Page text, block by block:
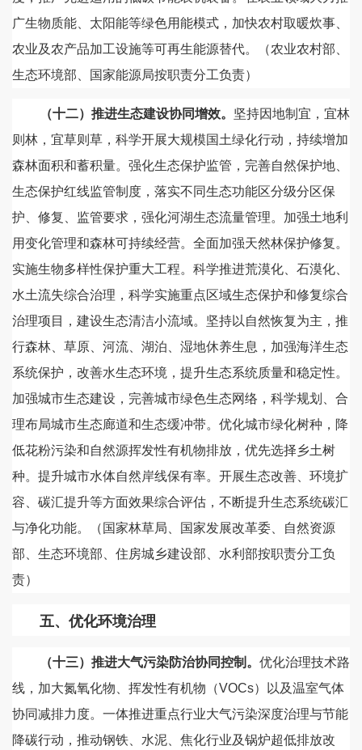
广生物质能、太阳能等绿色用能模式，加快农村取暖炊事、
农业及农产品加工设施等可再生能源替代。（农业农村部、
生态环境部、国家能源局按职责分工负责）
（十二）推进生态建设协同增效。 坚持因地制宜，宜林
则林，宜草则草，科学开展大规模国土绿化行动，持续增加
森林面积和蓄积量。强化生态保护监管，完善自然保护地、
生态保护红线监管制度，落实不同生态功能区分级分区保
护、修复、监管要求，强化河湖生态流量管理。加强土地利
用变化管理和森林可持续经营。全面加强天然林保护修复。
实施生物多样性保护重大工程。科学推进荒漠化、石漠化、
水土流失综合治理，科学实施重点区域生态保护和修复综合
治理项目，建设生态清洁小流域。坚持以自然恢复为主，推
行森林、草原、河流、湖泊、湿地休养生息，加强海洋生态
系统保护，改善水生态环境，提升生态系统质量和稳定性。
加强城市生态建设，完善城市绿色生态网络，科学规划、合
理布局城市生态廊道和生态缓冲带。优化城市绿化树种，降
低花粉污染和自然源挥发性有机物排放，优先选择乡土树
种。提升城市水体自然岸线保有率。开展生态改善、环境扩
容、碳汇提升等方面效果综合评估，不断提升生态系统碳汇
与净化功能。（国家林草局、国家发展改革委、自然资源
部、生态环境部、住房城乡建设部、水利部按职责分工负
责）
五、优化环境治理
（十三）推进大气污染防治协同控制。 优化治理技术路
线，加大氮氧化物、挥发性有机物（VOCs）以及温室气体
协同减排力度。一体推进重点行业大气污染深度治理与节能
降碳行动，推动钢铁、水泥、焦化行业及锅炉超低排放改